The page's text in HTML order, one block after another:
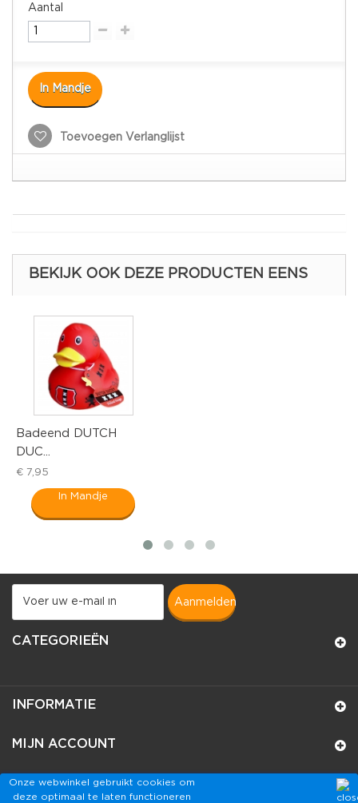
Onze webwinkel gebruikt cookies om
deze optimaal te laten functioneren
Aantal
In Mandje
Toevoegen Verlanglijst
BEKIJK OOK DEZE PRODUCTEN EENS
Badeend DUTCH
DUC...
€ 7,95
In Mandje
aanmelden
CATEGORIEËN
INFORMATIE
MIJN ACCOUNT
WINKELINFORMATIE